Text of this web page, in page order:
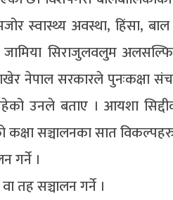
स्वास्थ्य अवस्था, हिंसा,
जामिया सिराजुलवलुम
नेपाल सरकारले पुनःकक्षा
उनले बताए । आयशा
कक्षा सञ्चालनका सात
गर्ने ।
सञ्चालन गर्ने ।